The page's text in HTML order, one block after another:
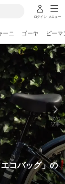
ログイン メニュー
ーニ ゴーヤ ピーマ
コバッグ」の
次の
記事